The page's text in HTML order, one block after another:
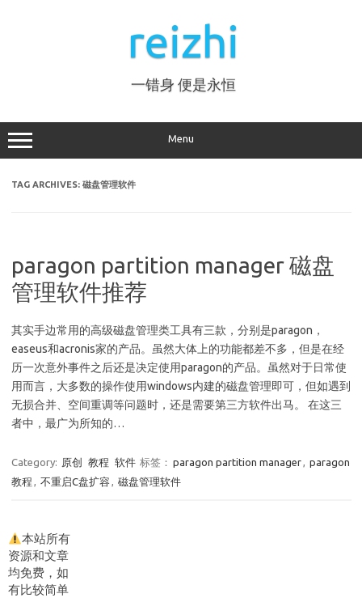
reizhi
一错身 便是永恒
Menu
TAG ARCHIVES: 磁盘管理软件
paragon partition manager 磁盘
管理软件推荐
其实手边常用的高级磁盘管理类工具有三款，分别是paragon，
easeus和acronis家的产品。虽然大体上的功能都差不多，但是在经
历一次意外事件之后还是决定使用paragon的产品。虽然对于日常使
用而言，大多数的操作使用windows内建的磁盘管理即可，但如遇到
无损合并、空间重调等问题时，还是需要第三方软件出马。 在这三
者中，最广为所知的…
Category: 原创 教程 软件 标签： paragon partition manager, paragon
教程 , 不重启C盘扩容 , 磁盘管理软件
本站所有
资源和文章
均免费，如
有比较简单